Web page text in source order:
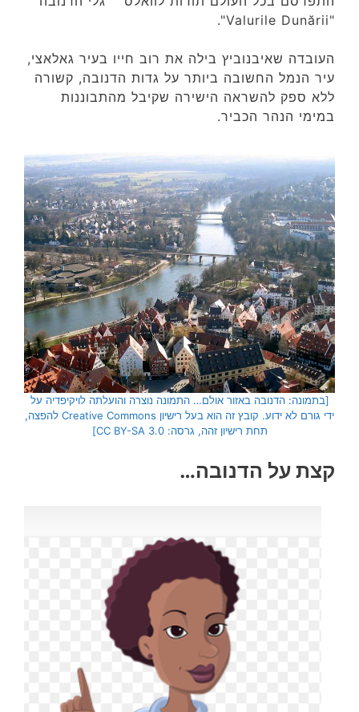
"Valurile Dunării".
העובדה שאיבנוביץ בילה את רוב חייו בעיר גאלאצי,
עיר הנמל החשובה ביותר על גדות הדנובה, קשורה
ללא ספק להשראה הישירה שקיבל מהתבוננות
במימי הנהר הכביר.
[בתמונה: הדנובה באזור אולם… התמונה נוצרה והועלתה לויקיפדיה על
ידי גורם לא ידוע. קובץ זה הוא בעל רישיון Creative Commons להפצה,
תחת רישיון זהה, גרסה: CC BY-SA 3.0]
קצת על הדנובה…